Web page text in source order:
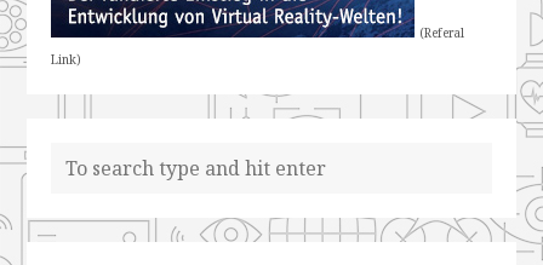
(Referal
Link)